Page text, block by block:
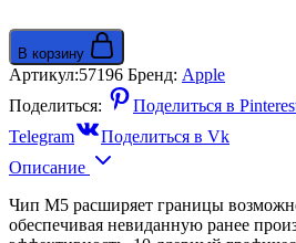
В корзину
Артикул:57196 Бренд: Apple
Поделиться:
Поделиться в
Telegram
Поделиться в Vk
Описание
Чип M5 расширяет границы
обеспечивая невиданную ранее